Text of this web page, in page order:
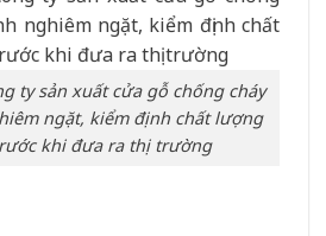
ty sản xuất cửa gỗ chống cháy
ngặt, kiểm định chất lượng
khi đưa ra thị trường